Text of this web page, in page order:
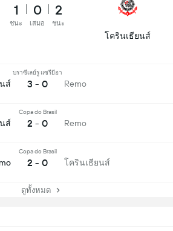
1
ชนะ
0
เสมอ
2
ชนะ
โครินเธียนส์
ส์
บราซีเลย์รู แซรียีอา
3 - 0 Remo
ส์
Copa do Brasil
2 - 0 Remo
Copa do Brasil
2 - 0 โครินเธียนส์
ดูทั้งหมด